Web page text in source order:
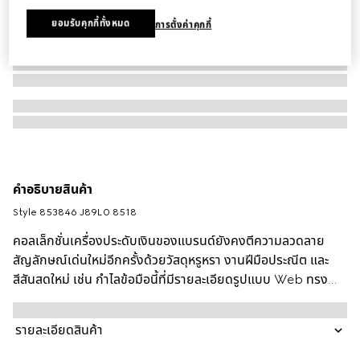
คำอธิบายสินค้า
Style ‎853846 J89L0 8518
คอลเล็กชั่นเครื่องประดับเงินของแบรนด์ยังคงตีความลวดลาย
สัญลักษณ์เด่นใหม่อีกครั้งด้วยวัสดุหรูหรา งานฝีมือประณีต และ
สีสันสดใหม่ เช่น กำไลข้อมือนี้ที่มีรายละเอียดรูปแบบ Web ทรง
กระบอก
รายละเอียดสินค้า
การตั้งค่าคุกกี้
ยอมรับคุกกี้ทั้งหมด